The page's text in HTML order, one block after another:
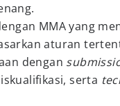
MMA yang
aturan
dengan
serta